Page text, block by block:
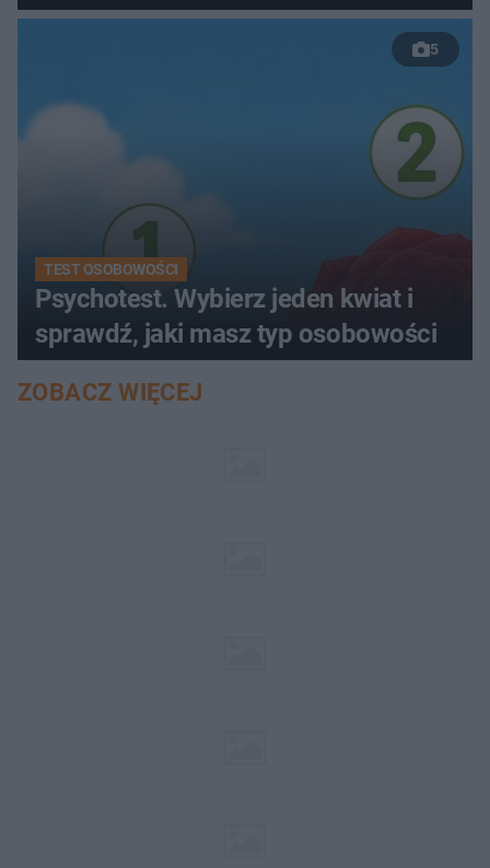
5
TEST OSOBOWOŚCI
Psychotest. Wybierz jeden kwiat i
sprawdź, jaki masz typ osobowości
ZOBACZ WIĘCEJ